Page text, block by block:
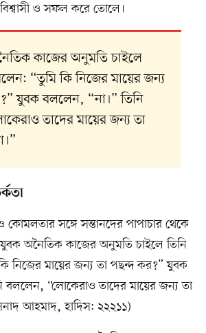
ও সফল করে তোলে।
কাজের অনুমতি চাইলে
“তুমি কি নিজের মায়ের জন্য
যুবক বললেন, “না।” তিনি
তাদের মায়ের জন্য তা
কোমলতার সঙ্গে সন্তানদের পাপাচার থেকে
অনৈতিক কাজের অনুমতি চাইলে তিনি
নিজের মায়ের জন্য তা পছন্দ কর?” যুবক
বললেন, “লোকেরাও তাদের মায়ের জন্য তা
আহমাদ, হাদিস: ২২২১১)